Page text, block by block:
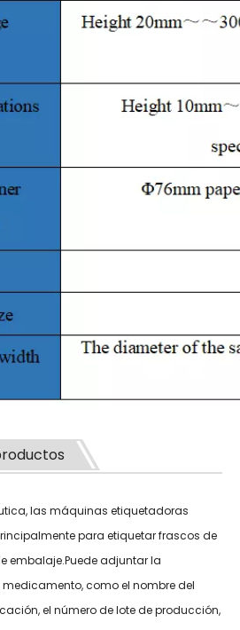
las máquinas etiquetadoras
para etiquetar frascos de
embalaje.Puede adjuntar la
como el nombre del
el número de lote de producción,